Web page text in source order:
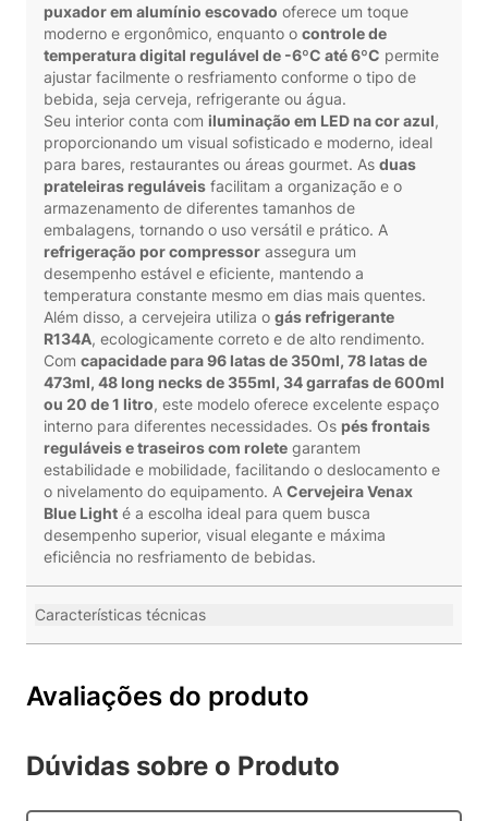
puxador em alumínio escovado oferece um toque
moderno e ergonômico, enquanto o controle de
temperatura digital regulável de -6ºC até 6ºC permite
ajustar facilmente o resfriamento conforme o tipo de
bebida, seja cerveja, refrigerante ou água.
Seu interior conta com iluminação em LED na cor azul,
proporcionando um visual sofisticado e moderno, ideal
para bares, restaurantes ou áreas gourmet. As duas
prateleiras reguláveis facilitam a organização e o
armazenamento de diferentes tamanhos de
embalagens, tornando o uso versátil e prático. A
refrigeração por compressor assegura um
desempenho estável e eficiente, mantendo a
temperatura constante mesmo em dias mais quentes.
Além disso, a cervejeira utiliza o gás refrigerante
R134A, ecologicamente correto e de alto rendimento.
Com capacidade para 96 latas de 350ml, 78 latas de
473ml, 48 long necks de 355ml, 34 garrafas de 600ml
ou 20 de 1 litro, este modelo oferece excelente espaço
interno para diferentes necessidades. Os pés frontais
reguláveis e traseiros com rolete garantem
estabilidade e mobilidade, facilitando o deslocamento e
o nivelamento do equipamento. A Cervejeira Venax
Blue Light é a escolha ideal para quem busca
desempenho superior, visual elegante e máxima
eficiência no resfriamento de bebidas.
Características técnicas
Avaliações do produto
Dúvidas sobre o Produto